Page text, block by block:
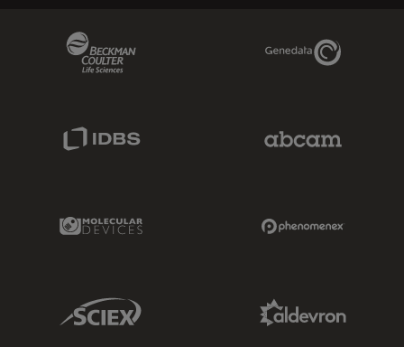
Genedata Link
Molecular Devices Link
Sciex Link